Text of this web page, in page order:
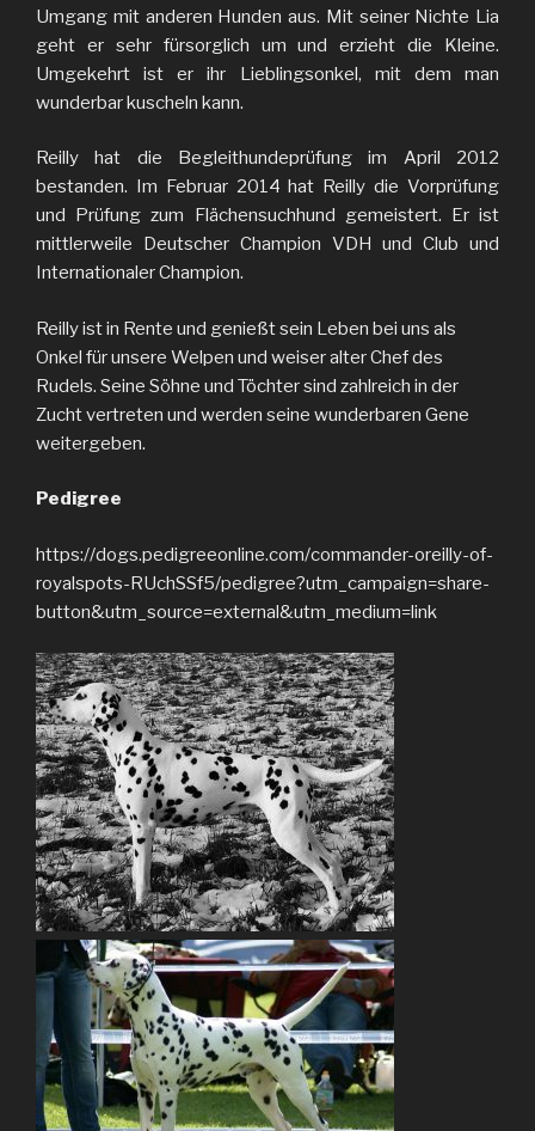
Umgang mit anderen Hunden aus. Mit seiner Nichte Lia
geht er sehr fürsorglich um und erzieht die Kleine.
Umgekehrt ist er ihr Lieblingsonkel, mit dem man
wunderbar kuscheln kann.
Reilly hat die Begleithundeprüfung im April 2012
bestanden. Im Februar 2014 hat Reilly die Vorprüfung
und Prüfung zum Flächensuchhund gemeistert. Er ist
mittlerweile Deutscher Champion VDH und Club und
Internationaler Champion.
Reilly ist in Rente und genießt sein Leben bei uns als
Onkel für unsere Welpen und weiser alter Chef des
Rudels. Seine Söhne und Töchter sind zahlreich in der
Zucht vertreten und werden seine wunderbaren Gene
weitergeben.
Pedigree
https://dogs.pedigreeonline.com/commander-oreilly-of-
royalspots-RUchSSf5/pedigree?utm_campaign=share-
button&utm_source=external&utm_medium=link